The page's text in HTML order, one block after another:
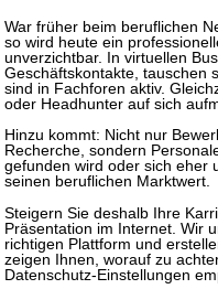
War früher beim beruflichen
so wird heute ein
unverzichtbar. In virtuellen
Geschäftskontakte, tauschen
sind in Fachforen aktiv.
oder Headhunter auf sich
Hinzu kommt: Nicht nur
Recherche, sondern
gefunden wird oder sich eher
seinen beruflichen Marktwert.
Steigern Sie deshalb Ihre
Präsentation im Internet. Wir
richtigen Plattform und
zeigen Ihnen, worauf zu
Datenschutz-Einstellungen